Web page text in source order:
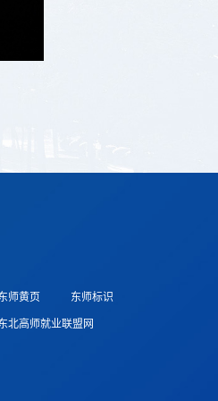
师黄页 东师标识
北高师就业联盟网